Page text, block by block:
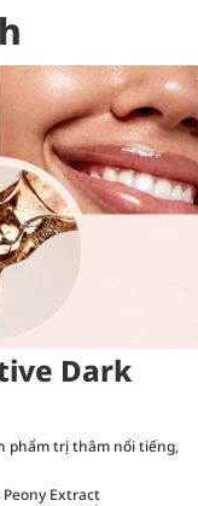
Dark
phẩm trị thâm nổi tiếng,
Extract